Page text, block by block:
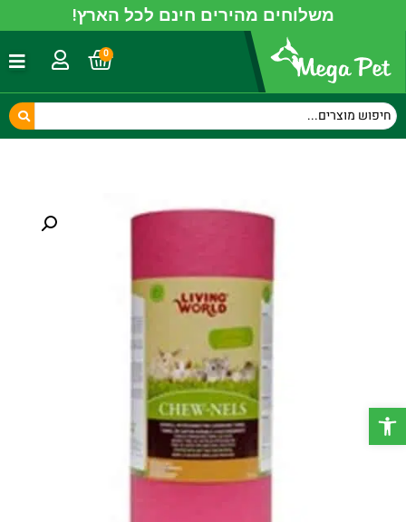
פתח סרגל נגישות
משלוחים מהירים חינם לכל הארץ!
0